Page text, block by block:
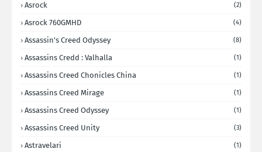
Asrock (2)
Asrock 760GMHD (4)
Assassin's Creed Odyssey (8)
Assassins Credd : Valhalla (1)
Assassins Creed Chonicles China (1)
Assassins Creed Mirage (1)
Assassins Creed Odyssey (1)
Assassins Creed Unity (3)
Astravelari (1)